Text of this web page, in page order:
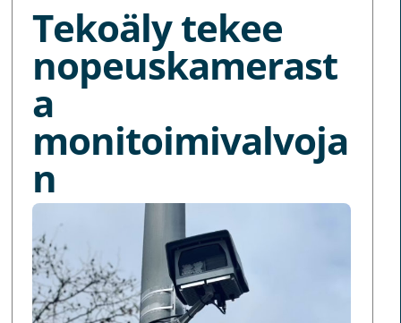
Tekoäly tekee
nopeuskamerast
a
monitoimivalvoja
n